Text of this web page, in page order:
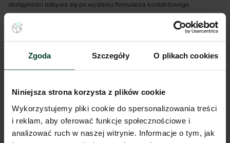
Zgoda Szczegóły O plikach cookies
Niniejsza strona korzysta z plików cookie
Wykorzystujemy pliki cookie do spersonalizowania treści
i reklam, aby oferować funkcje społecznościowe i
analizować ruch w naszej witrynie. Informacje o tym, jak
dostępności odbywa się po wysłaniu formularza kontaktowego.